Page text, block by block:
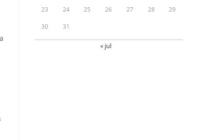
23 24 25 26 27 28 29
30 31
« jul